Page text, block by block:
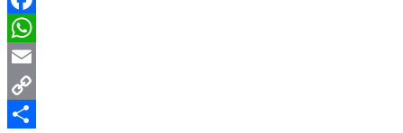
Facebook
WhatsApp
Email
Copy